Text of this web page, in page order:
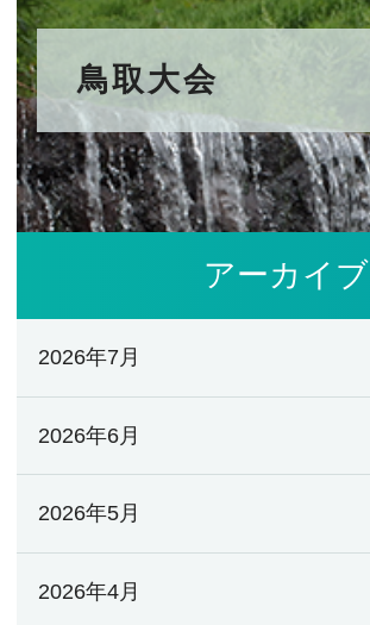
鳥取大会
アーカイブ
2026年7月
2026年6月
2026年5月
2026年4月